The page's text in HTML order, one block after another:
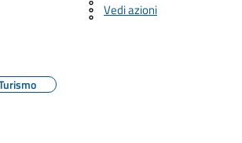
Vedi azioni